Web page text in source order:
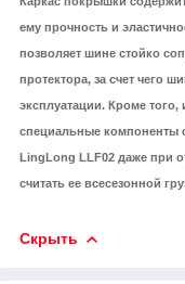
ему прочность и
позволяет шине стойко
протектора, за счет чего
эксплуатации. Кроме
специальные компоненты
LingLong LLF02 даже при
считать ее всесезонной
Скрыть